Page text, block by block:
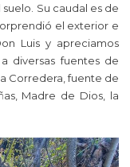
Su caudal es de
el exterior e
Luis y apreciamos
diversas fuentes de
Corredera, fuente de
Madre de Dios, la